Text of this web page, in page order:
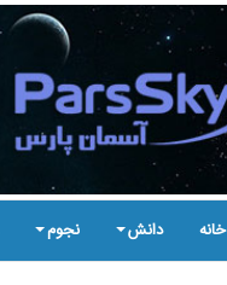
خانه دانش نجوم